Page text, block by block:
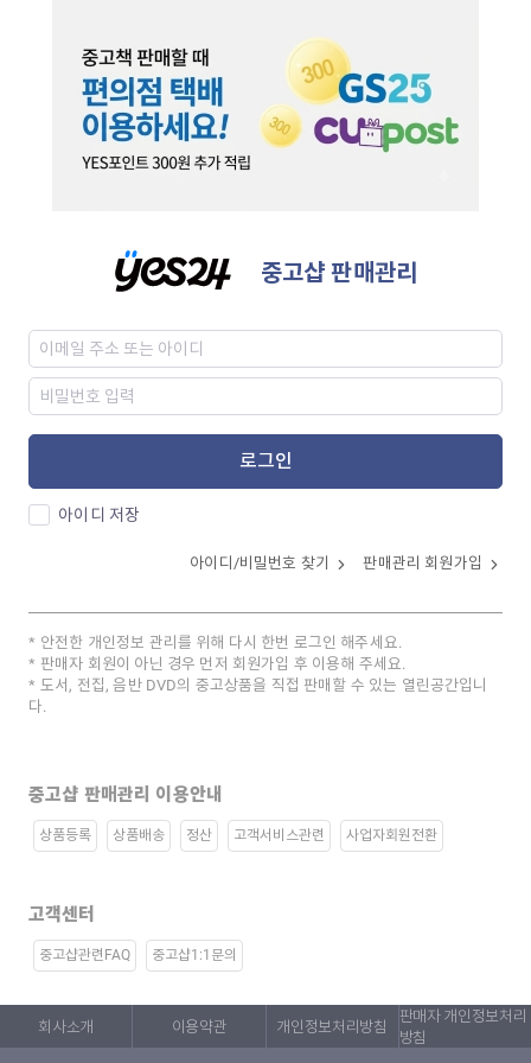
중고샵 판매관리
로그인
아이디 저장
아이디/비밀번호 찾기 판매관리 회원가입
안전한 개인정보 관리를 위해 다시 한번 로그인 해주세요.
판매자 회원이 아닌 경우 먼저 회원가입 후 이용해 주세요.
도서, 전집, 음반 DVD의 중고상품을 직접 판매할 수 있는 열린공간입니
다.
중고샵 판매관리 이용안내
상품등록 상품배송 정산 고객서비스관련 사업자회원전환
고객센터
중고샵관련FAQ 중고샵1:1문의
회사소개 이용약관 개인정보처리방침
판매자 개인정보처리
방침